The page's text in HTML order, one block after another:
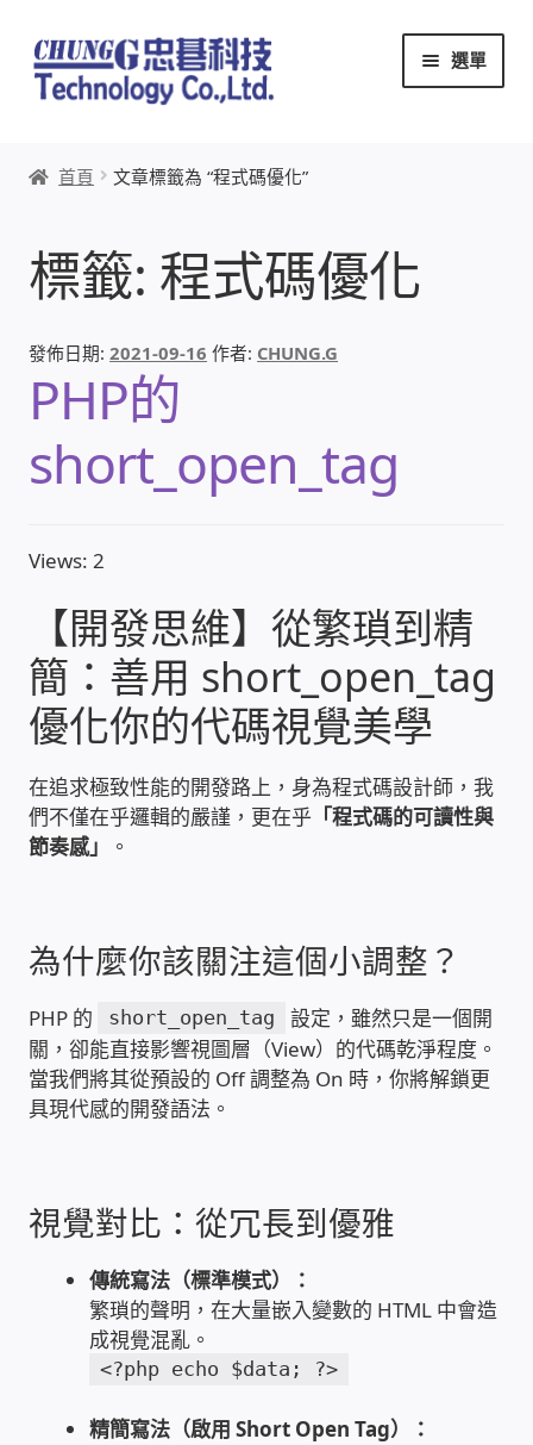
跳
至
導
列
跳
至
主
內
選單
本站文章導覽
創辦人:林慶忠
頭份獅子會
照片紀實影音
儀器設備
網路建置規劃維修-實績案例
弱電工程-實績案例
自動控制PLC專案設計-實績案例
雲端儲值型電表
電話總機安裝維修-實績案例
聯絡我們
首頁 文章標籤為 “程式碼優化”
標籤: 程式碼優化
發佈日期:2021-09-16 作者: CHUNG.G
PHP的
short_open_tag
Views: 2
【開發思維】從繁瑣到精
簡：善用 short_open_tag
優化你的代碼視覺美學
在追求極致性能的開發路上，身為程式碼設計師，我
們不僅在乎邏輯的嚴謹，更在乎 「程式碼的可讀性與
節奏感」
。
為什麼你該關注這個小調整？
PHP 的 short_open_tag
設定，雖然只是一個開
關，卻能直接影響視圖層（View）的代碼乾淨程度。
當我們將其從預設的 Off 調整為 On 時，你將解鎖更
具現代感的開發語法。
視覺對比：從冗長到優雅
傳統寫法（標準模式）：
繁瑣的聲明，在大量嵌入變數的 HTML 中會造
成視覺混亂。
<?php echo $data; ?>
精簡寫法（啟用 Short Open Tag）：